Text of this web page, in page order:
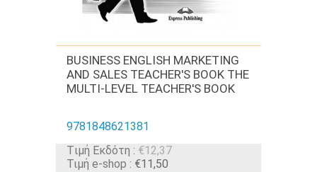
BUSINESS ENGLISH MARKETING
AND SALES TEACHER'S BOOK THE
MULTI-LEVEL TEACHER'S BOOK
9781848621381
Tιμή Εκδότη : €12,37
Τιμή e-shop : €11,50